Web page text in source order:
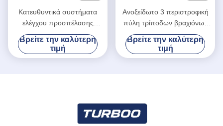
Κατευθυντικά συστήματα
ελέγχου προσπέλασης
πυλών περιστροφικών
πυλών τρίποδων ύψους
μέσης γυμναστικής
Βρείτε την καλύτερη
τιμή
Ανοξείδωτο 3 περιστροφική
πύλη τρίποδων βραχιόνων
για το φυσικό εισιτήριο
σημείων που ελέγχει το
σύστημα
Βρείτε την καλύτερη
τιμή